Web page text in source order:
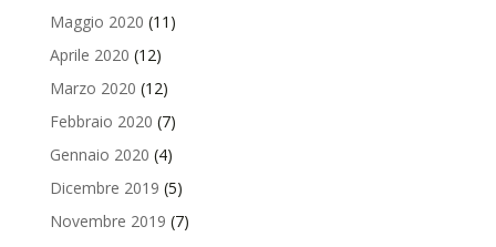
Maggio 2020 (11)
Aprile 2020 (12)
Marzo 2020 (12)
Febbraio 2020 (7)
Gennaio 2020 (4)
Dicembre 2019 (5)
Novembre 2019 (7)